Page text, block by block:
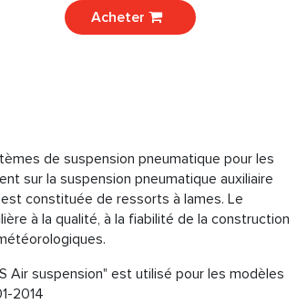
Acheter
de suspension pneumatique pour les
sur la suspension pneumatique auxiliaire
constituée de ressorts à lames. Le
à la qualité, à la fiabilité de la construction
Air suspension" est utilisé pour les modèles
2014